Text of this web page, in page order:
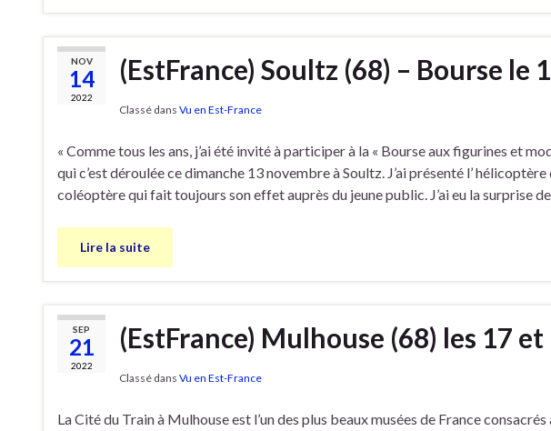
NOV
14
2022
(EstFrance) Soultz (68) – Bourse
Classé dans Vu en Est-France
« Comme tous les ans, j’ai été invité à participer à la « Bourse aux figurines et
qui c’est déroulée ce dimanche 13 novembre à Soultz. J’ai présenté l’
coléoptère qui fait toujours son effet auprès du jeune public. J’ai eu la surprise
Lire la suite
SEP
21
2022
(EstFrance) Mulhouse (68) les 17
Classé dans Vu en Est-France
La Cité du Train à Mulhouse est l’un des plus beaux musées de France consacrés